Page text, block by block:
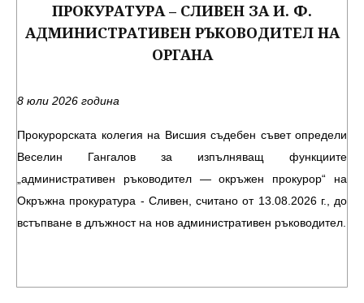
ПРОКУРАТУРА – СЛИВЕН ЗА И. Ф.
АДМИНИСТРАТИВЕН РЪКОВОДИТЕЛ НА
ОРГАНА
8 юли 2026 година
Прокурорската колегия на Висшия съдебен съвет определи
Веселин Гангалов за изпълняващ функциите
„административен ръководител — окръжен прокурор“ на
Окръжна прокуратура - Сливен, считано от 13.08.2026 г., до
встъпване в длъжност на нов административен ръководител.